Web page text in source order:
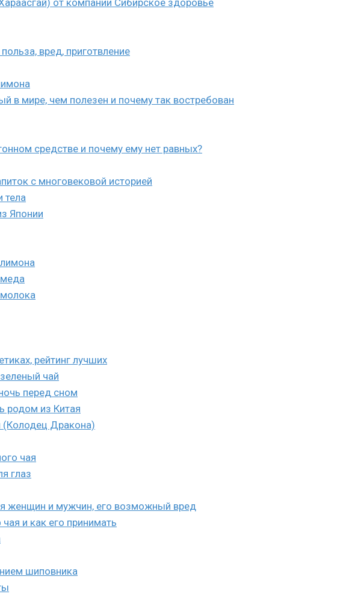
от компании Сибирское здоровье
вред, приготвление
в мире, чем полезен и почему так востребован
средстве и почему ему нет равных?
с многовековой историей
тела
Японии
рейтинг лучших
чай
перед сном
родом из Китая
(Колодец Дракона)
чая
глаз
женщин и мужчин, его возможный вред
и как его принимать
шиповника